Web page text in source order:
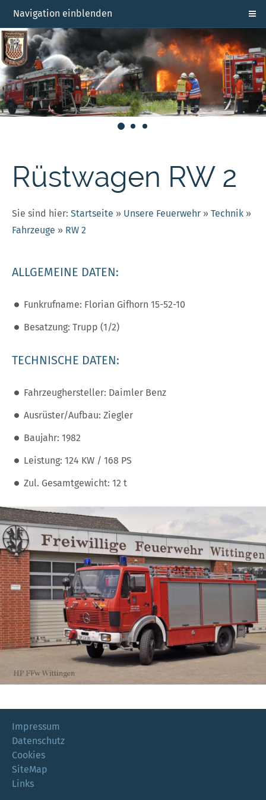
Navigation einblenden
Rüstwagen RW 2
Sie sind hier: Startseite » Unsere Feuerwehr » Technik »
Fahrzeuge » RW 2
ALLGEMEINE DATEN:
Funkrufname: Florian Gifhorn 15-52-10
Besatzung: Trupp (1/2)
TECHNISCHE DATEN:
Fahrzeughersteller: Daimler Benz
Ausrüster/Aufbau: Ziegler
Baujahr: 1982
Leistung: 124 KW / 168 PS
Zul. Gesamtgewicht: 12 t
Impressum
Datenschutz
Cookies
SiteMap
Links